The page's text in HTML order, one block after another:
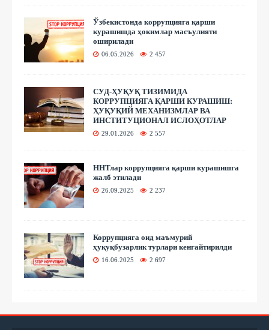
Ўзбекистонда коррупцияга қарши
курашишда ҳокимлар масъулияти
оширилади
06.05.2026 2 457
СУД-ҲУҚУҚ ТИЗИМИДА
КОРРУПЦИЯГА ҚАРШИ КУРАШИШ:
ҲУҚУҚИЙ МЕХАНИЗМЛАР ВА
ИНСТИТУЦИОНАЛ ИСЛОҲОТЛАР
29.01.2026 2 557
ННТлар коррупцияга қарши курашишга
жалб этилади
26.09.2025 2 237
Коррупцияга оид маъмурий
ҳуқуқбузарлик турлари кенгайтирилди
16.06.2025 2 697